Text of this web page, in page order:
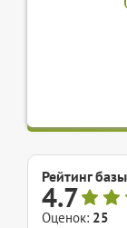
Рейтинг базы
4.7
Оценок: 25